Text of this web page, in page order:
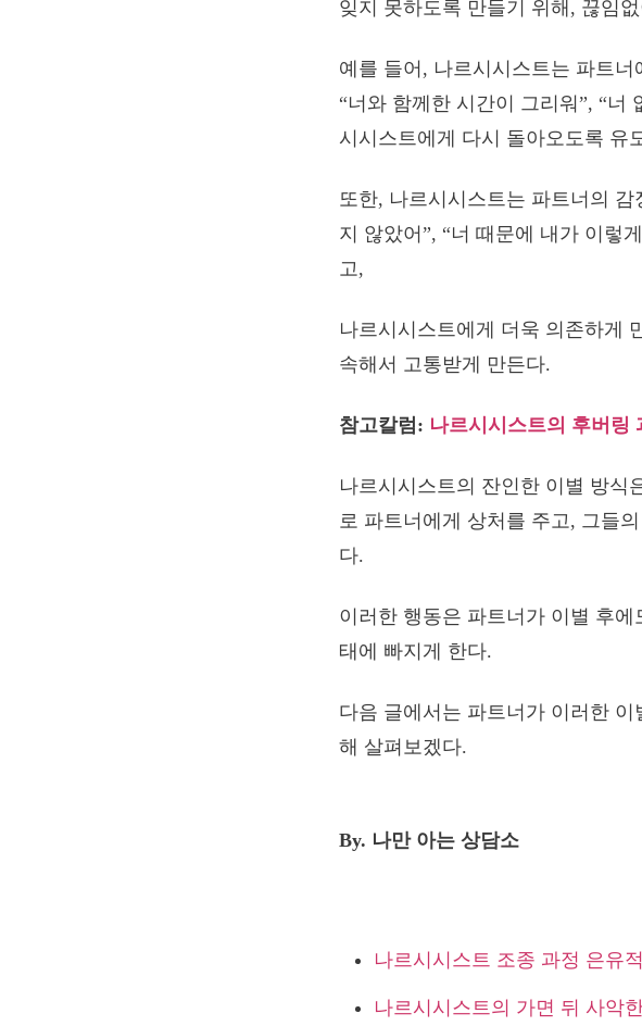
잊지 못하도록 만들기 위해, 끊임
예를 들어, 나르시시스트는 파트
“너와 함께한 시간이 그리워”, “너
시시스트에게 다시 돌아오도록 유
또한, 나르시시스트는 파트너의
지 않았어”, “너 때문에 내가 이렇
고,
나르시시스트에게 더욱 의존하게
속해서 고통받게 만든다.
참고칼럼: 나르시시스트의 후버링
나르시시스트의 잔인한 이별 방식
로 파트너에게 상처를 주고, 그들
다.
이러한 행동은 파트너가 이별 후
태에 빠지게 한다.
다음 글에서는 파트너가 이러한
해 살펴보겠다.
By. 나만 아는 상담소
나르시시스트 조종 과정 은유
나르시시스트의 가면 뒤 사악